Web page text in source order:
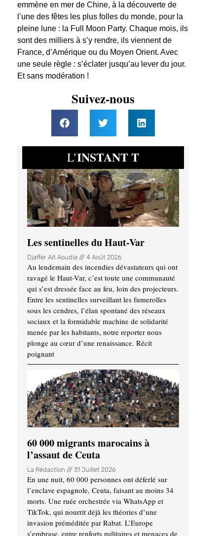
emmène en mer de Chine, à la découverte de
l’une des fêtes les plus folles du monde, pour la
pleine lune : la Full Moon Party. Chaque mois, ils
sont des milliers à s’y rendre, ils viennent de
France, d’Amérique ou du Moyen Orient. Avec
une seule règle : s’éclater jusqu’au lever du jour.
Et sans modération !
Suivez-nous
L’INSTANT T
Les sentinelles du Haut-Var
Djaffer Ait Aoudia 4 Août 2026
Au lendemain des incendies dévastateurs qui ont
ravagé le Haut-Var, c’est toute une communauté
qui s’est dressée face au feu, loin des projecteurs.
Entre les sentinelles surveillant les fumerolles
sous les cendres, l’élan spontané des réseaux
sociaux et la formidable machine de solidarité
menée par les habitants, notre reporter nous
plonge au cœur d’une renaissance. Récit
poignant
60 000 migrants marocains à
l’assaut de Ceuta
La Rédaction 31 Juillet 2026
En une nuit, 60 000 personnes ont déferlé sur
l’enclave espagnole, Ceuta, faisant au moins 34
morts. Une ruée orchestrée via WhatsApp et
TikTok, qui nourrit déjà les théories d’une
invasion préméditée par Rabat. L’Europe
s’embrase, entre renforts militaires et menaces de